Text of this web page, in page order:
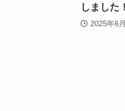
しました！
2025年6